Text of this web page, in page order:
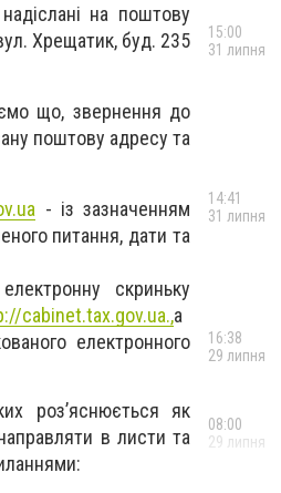
на поштову
Хрещатик, буд. 235
що, звернення до
поштову адресу та
- із зазначенням
питання, дати та
скриньку
cabinet.tax.gov.ua.,а
електронного
роз’яснюється як
в листи та
15:00
31 липня
14:41
31 липня
16:38
29 липня
08:00
29 липня